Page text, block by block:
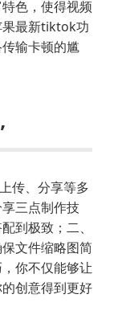
色，使得视频
果最新tiktok功
输卡顿的尴
传、分享等多
三点制作技
到极致；二、
文件缩略图简
你不仅能够让
创意得到更好